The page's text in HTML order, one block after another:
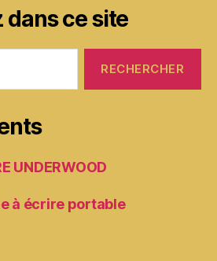
dans ce site
UNDERWOOD
à écrire portable